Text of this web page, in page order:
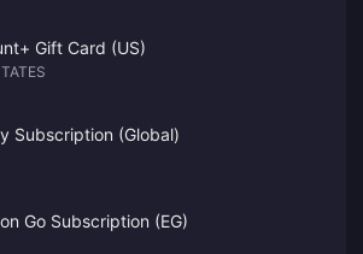
Gift Card (US)
Subscription (Global)
Go Subscription (EG)